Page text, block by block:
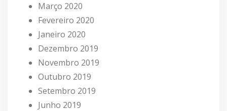
Março 2020
Fevereiro 2020
Janeiro 2020
Dezembro 2019
Novembro 2019
Outubro 2019
Setembro 2019
Junho 2019